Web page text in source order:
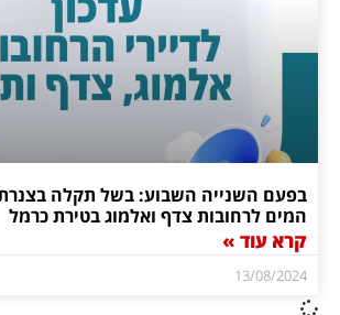
בפעם השנייה השבוע: בשל תקלה בצנרת
המים לרחובות צדף ואלמוג בטירת כרמל
קרא עוד »
13/08/2024